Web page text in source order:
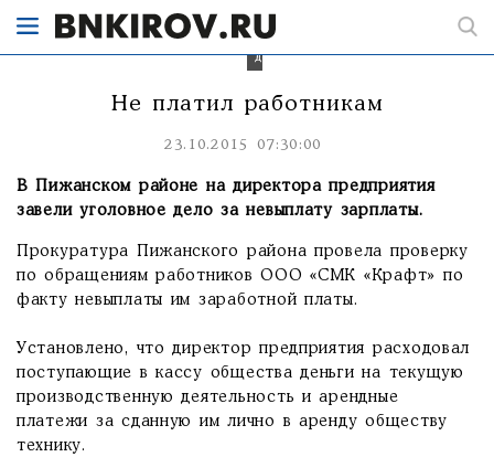
уголовным
делом.
Не платил работникам
23.10.2015 07:30:00
В Пижанском районе на директора предприятия
завели уголовное дело за невыплату зарплаты.
Прокуратура Пижанского района провела проверку
по обращениям работников ООО «СМК «Крафт» по
факту невыплаты им заработной платы.
Установлено, что директор предприятия расходовал
поступающие в кассу общества деньги на текущую
производственную деятельность и арендные
платежи за сданную им лично в аренду обществу
технику.